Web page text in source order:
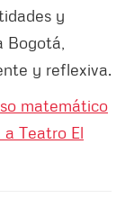
y
Bogotá,
y reflexiva.
matemático
Teatro El